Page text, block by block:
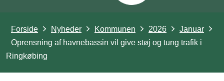
Forside Nyheder Kommunen 2026
Januar
Oprensning af havnebassin vil give støj og tung trafik i
Ringkøbing